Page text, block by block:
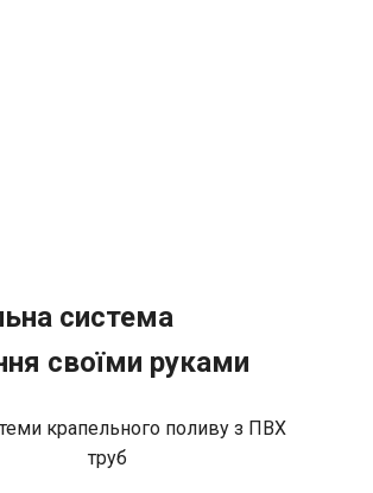
система
своїми руками
крапельного поливу з ПВХ
труб